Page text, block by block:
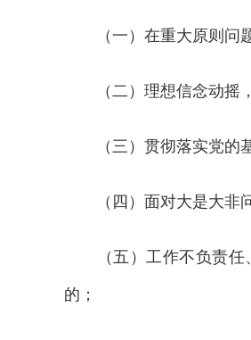
（一）在重大原则问题
（二）理想信念动摇，
（三）贯彻落实党的基
（四）面对大是大非问
（五）工作不负责任、
的；